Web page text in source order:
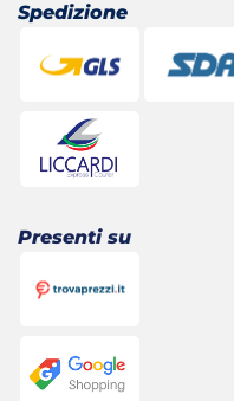
Spedizione
Presenti su